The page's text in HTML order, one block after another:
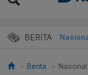
BERITA
Berita Nasional